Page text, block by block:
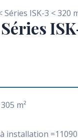
Séries ISK-3 < 320
m²
installation